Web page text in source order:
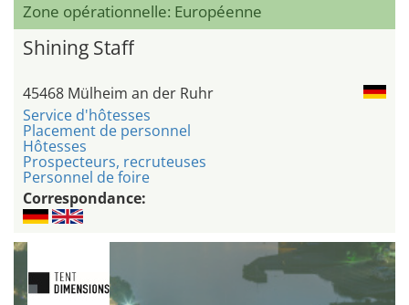
Zone opérationnelle: Européenne
Shining Staff
45468 Mülheim an der Ruhr
Service d'hôtesses
Placement de personnel
Hôtesses
Prospecteurs, recruteuses
Personnel de foire
Correspondance: